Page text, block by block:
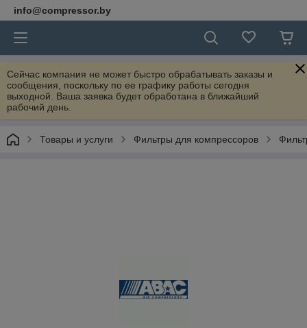
info@compressor.by
Сейчас компания не может быстро обрабатывать заказы и
сообщения, поскольку по ее графику работы сегодня
выходной. Ваша заявка будет обработана в ближайший
рабочий день.
Товары и услуги Фильтры для компрессоров